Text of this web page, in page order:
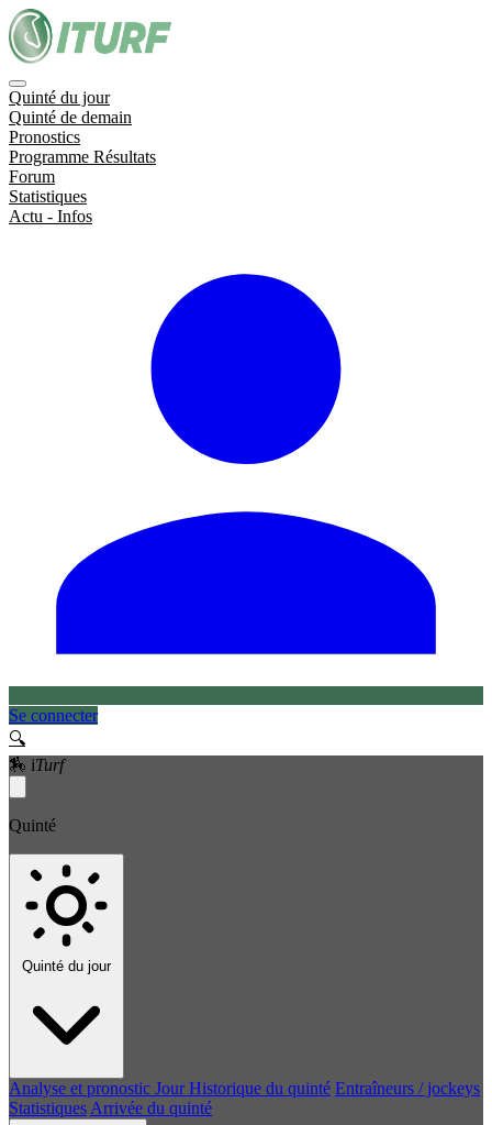
Quinté du jour
Quinté de demain
Pronostics
Programme Résultats
Forum
Statistiques
Actu - Infos
Se connecter
🔍
🏇 iTurf
Quinté
Quinté du jour
Analyse et pronostic Jour Historique du quinté Entraîneurs / jockeys
Statistiques Arrivée du quinté